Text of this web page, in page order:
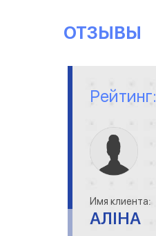
ОТЗЫВЫ
Рейтинг:
Имя клиента:
АЛІНА